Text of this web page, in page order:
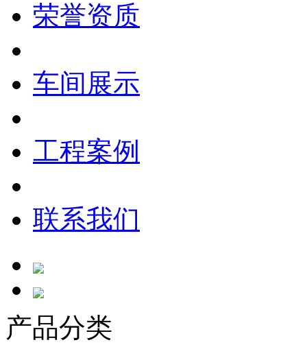
荣誉资质
车间展示
工程案例
联系我们
产品分类